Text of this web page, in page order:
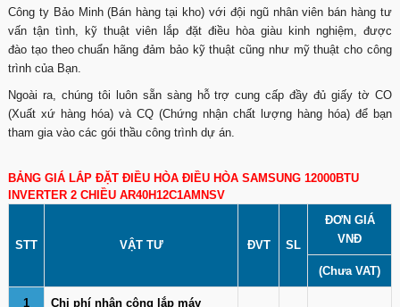
Công ty Bảo Minh (Bán hàng tại kho) với đội ngũ nhân viên bán hàng tư
vấn tận tình, kỹ thuật viên lắp đặt điều hòa giàu kinh nghiệm, được
đào tạo theo chuẩn hãng đảm bảo kỹ thuật cũng như mỹ thuật cho công
trình của Bạn.
Ngoài ra, chúng tôi luôn sẵn sàng hỗ trợ cung cấp đầy đủ giấy tờ CO
(Xuất xứ hàng hóa) và CQ (Chứng nhận chất lượng hàng hóa) để bạn
tham gia vào các gói thầu công trình dự án.
BẢNG GIÁ LẮP ĐẶT ĐIỀU HÒA ĐIỀU HÒA SAMSUNG 12000BTU
INVERTER 2 CHIỀU AR40H12C1AMNSV
STT VẬT TƯ ĐVT SL
ĐƠN GIÁ
VNĐ
(Chưa VAT)
1 Chi phí nhân công lắp máy